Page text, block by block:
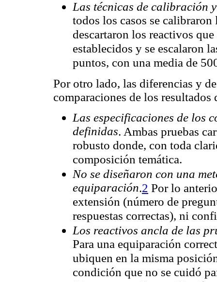
Las técnicas de calibración
todos los casos se calibraron
descartaron los reactivos
establecidos y se escalaron
puntos, con una media de
Por otro lado, las diferencias y
comparaciones de los resultados
Las especificaciones de los
definidas. Ambas pruebas
robusto donde, con toda
composición temática.
No se diseñaron con una
equiparación.2 Por lo
extensión (número de
respuestas correctas), ni
Los reactivos ancla de las
Para una equiparación
ubiquen en la misma
condición que no se cuidó